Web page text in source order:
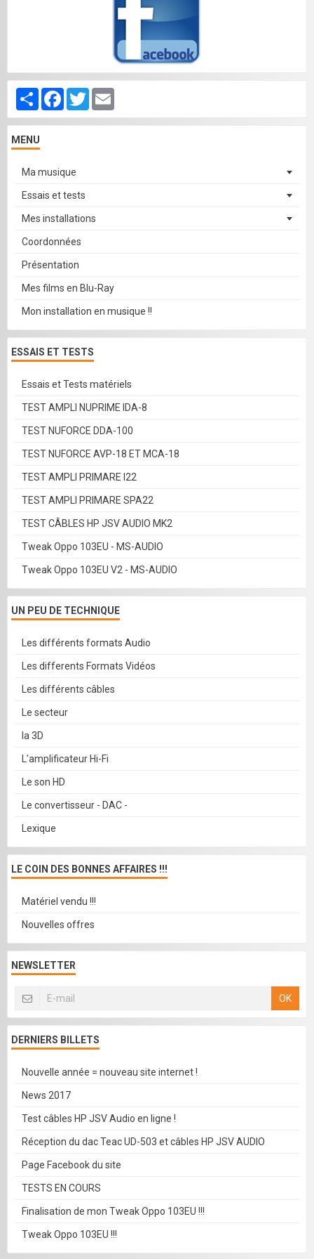
PartagerFacebook
Twitter
MENU
Ma musique
Essais et tests
Mes installations
Coordonnées
Présentation
Mes films en Blu-Ray
Mon installation en musique !!
ESSAIS ET TESTS
Essais et Tests matériels
TEST AMPLI NUPRIME IDA-8
TEST NUFORCE DDA-100
TEST NUFORCE AVP-18 ET MCA-18
TEST AMPLI PRIMARE I22
TEST AMPLI PRIMARE SPA22
TEST CÂBLES HP JSV AUDIO MK2
Tweak Oppo 103EU - MS-AUDIO
Tweak Oppo 103EU V2 - MS-AUDIO
UN PEU DE TECHNIQUE
Les différents formats Audio
Les differents Formats Vidéos
Les différents câbles
Le secteur
la 3D
L'amplificateur Hi-Fi
Le son HD
Le convertisseur - DAC -
Lexique
LE COIN DES BONNES AFFAIRES !!!
Matériel vendu !!!
Nouvelles offres
NEWSLETTER
OK
DERNIERS BILLETS
Nouvelle année = nouveau site internet !
News 2017
Test câbles HP JSV Audio en ligne !
Réception du dac Teac UD-503 et câbles HP JSV AUDIO
Page Facebook du site
TESTS EN COURS
Finalisation de mon Tweak Oppo 103EU !!!
Tweak Oppo 103EU !!!